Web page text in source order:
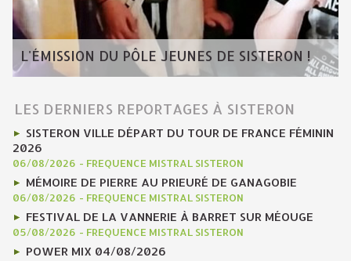
L'ÉMISSION DU PÔLE JEUNES DE SISTERON !
LES DERNIERS REPORTAGES À SISTERON
SISTERON VILLE DÉPART DU TOUR DE FRANCE FÉMININ
2026
06/08/2026 - FREQUENCE MISTRAL SISTERON
MÉMOIRE DE PIERRE AU PRIEURÉ DE GANAGOBIE
06/08/2026 - FREQUENCE MISTRAL SISTERON
FESTIVAL DE LA VANNERIE À BARRET SUR MÉOUGE
05/08/2026 - FREQUENCE MISTRAL SISTERON
POWER MIX 04/08/2026